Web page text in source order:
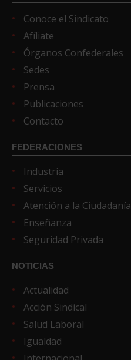
Conoce el Sindicato
Afíliate
Órganos Confederales
Sedes
Prensa
Publicaciones
Contacto
FEDERACIONES
Industria
Servicios
Atención a la Ciudadanía
Enseñanza
Seguridad Privada
NOTICIAS
Actualidad
Acción Sindical
Salud Laboral
Igualdad